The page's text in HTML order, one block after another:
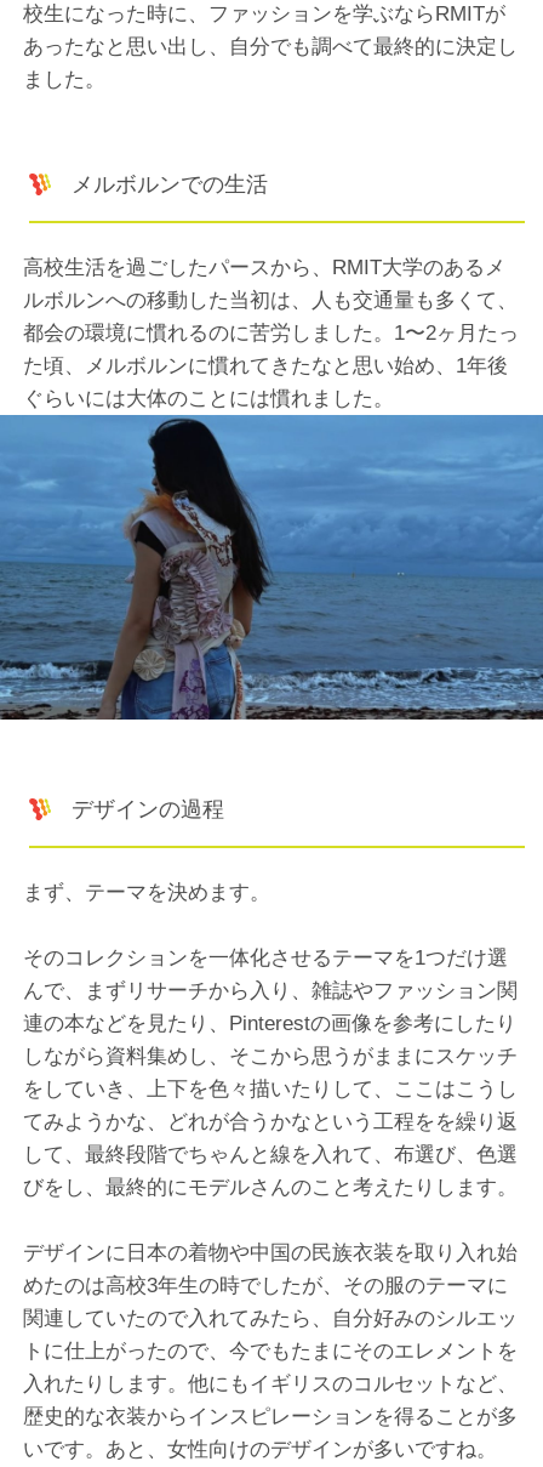
校生になった時に、ファッションを学ぶならRMITが
あったなと思い出し、自分でも調べて最終的に決定し
ました。
メルボルンでの生活
高校生活を過ごしたパースから、RMIT大学のあるメ
ルボルンへの移動した当初は、人も交通量も多くて、
都会の環境に慣れるのに苦労しました。1〜2ヶ月たっ
た頃、メルボルンに慣れてきたなと思い始め、1年後
ぐらいには大体のことには慣れました。
デザインの過程
まず、テーマを決めます。
そのコレクションを一体化させるテーマを1つだけ選
んで、まずリサーチから入り、雑誌やファッション関
連の本などを見たり、Pinterestの画像を参考にしたり
しながら資料集めし、そこから思うがままにスケッチ
をしていき、上下を色々描いたりして、ここはこうし
てみようかな、どれが合うかなという工程をを繰り返
して、最終段階でちゃんと線を入れて、布選び、色選
びをし、最終的にモデルさんのこと考えたりします。
デザインに日本の着物や中国の民族衣装を取り入れ始
めたのは高校3年生の時でしたが、その服のテーマに
関連していたので入れてみたら、自分好みのシルエッ
トに仕上がったので、今でもたまにそのエレメントを
入れたりします。他にもイギリスのコルセットなど、
歴史的な衣装からインスピレーションを得ることが多
いです。あと、女性向けのデザインが多いですね。